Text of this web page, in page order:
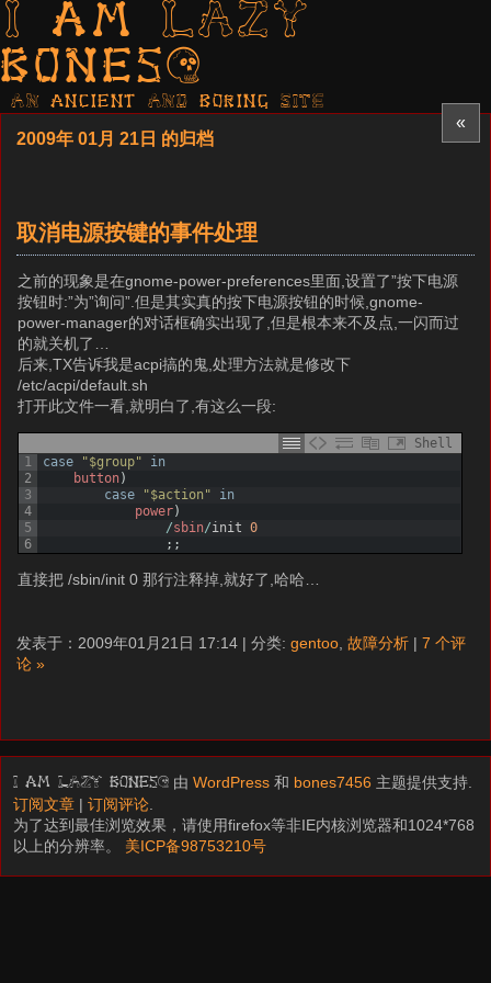
I am LAZY
bones?
AN ancient AND boring SITE
«
2009年 01月 21日 的归档
取消电源按键的事件处理
之前的现象是在gnome-power-preferences里面,设置了”按下电源
按钮时:”为”询问”.但是其实真的按下电源按钮的时候,gnome-
power-manager的对话框确实出现了,但是根本来不及点,一闪而过
的就关机了…
后来,TX告诉我是acpi搞的鬼,处理方法就是修改下
/etc/acpi/default.sh
打开此文件一看,就明白了,有这么一段:
Shell
1
2
3
4
5
6
case "$group"
in
button)
case
"$action"
in
power)
/sbin/init 0
; ;
直接把 /sbin/init 0 那行注释掉,就好了,哈哈…
发表于：2009年01月21日 17:14 | 分类: gentoo 故障分析 | 7 个评
论 »
I am LAZY bones? 由WordPress 和 bones7456 主题提供支持.
订阅文章 |订阅评论
为了达到最佳浏览效果，请使用firefox等非IE内核浏览器和1024*768
以上的分辨率。 美ICP备98753210号